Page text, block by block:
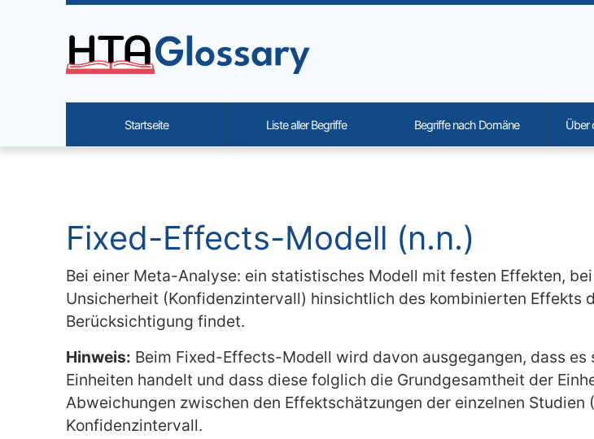
Navigation and related functionality and
Fixed-Effects-Modell (n.n.)
Bei einer Meta-Analyse: ein statistisches Modell mit festen Effekten,
Unsicherheit (Konfidenzintervall) hinsichtlich des kombinierten
Berücksichtigung findet.
Hinweis: Beim Fixed-Effects-Modell wird davon ausgegangen, dass
Einheiten handelt und dass diese folglich die Grundgesamtheit der
Abweichungen zwischen den Effektschätzungen der einzelnen
Konfidenzintervall.
Site identity, navigation, etc.
Startseite Liste aller Begriffe Begriffe nach Domäne Über